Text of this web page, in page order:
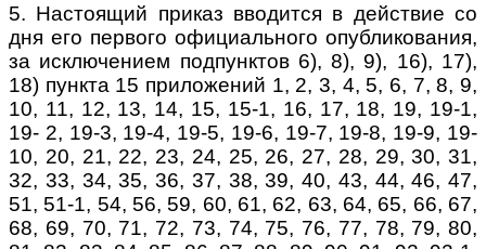
5. Настоящий приказ вводится в действие со
дня его первого официального опубликования,
за исключением подпунктов 6), 8), 9), 16), 17),
18) пункта 15 приложений 1, 2, 3, 4, 5, 6, 7, 8, 9,
10, 11, 12, 13, 14, 15, 15-1, 16, 17, 18, 19, 19-1,
19- 2, 19-3, 19-4, 19-5, 19-6, 19-7, 19-8, 19-9, 19-
10, 20, 21, 22, 23, 24, 25, 26, 27, 28, 29, 30, 31,
32, 33, 34, 35, 36, 37, 38, 39, 40, 43, 44, 46, 47,
51, 51-1, 54, 56, 59, 60, 61, 62, 63, 64, 65, 66, 67,
68, 69, 70, 71, 72, 73, 74, 75, 76, 77, 78, 79, 80,